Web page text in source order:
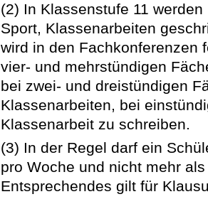
(2) In Klassenstufe 11
Sport, Klassenarbeiten
wird in den Fachkonferenzen
vier- und mehrstündigen
bei zwei- und dreistündigen
Klassenarbeiten, bei
Klassenarbeit zu schreiben.
(3) In der Regel darf ein
pro Woche und nicht mehr
Entsprechendes gilt für